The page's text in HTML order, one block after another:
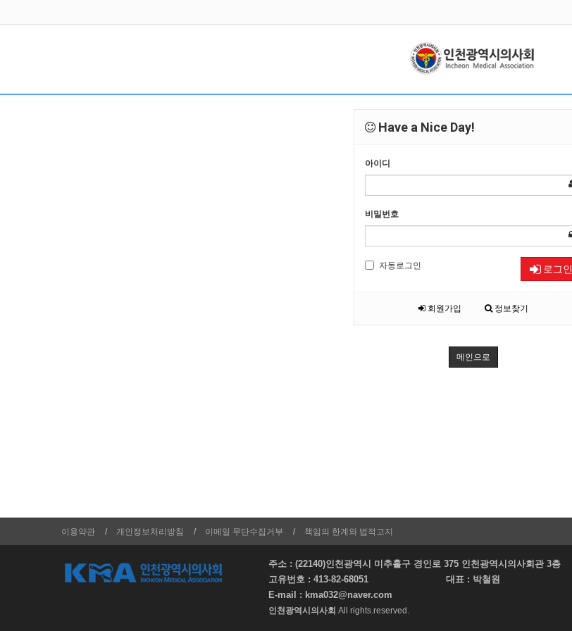
Have a Nice Day!
아이디
비밀번호
자동로그인 로그인
회원가입 정보찾기
메인으로
이용약관 개인정보처리방침 이메일 무단수집거부 책임의 한계와 법적고지
주소 : (22140)인천광역시 미추홀구 경인로 375 인천광역시의사회관 3층
고유번호 : 413-82-68051 대표 : 박철원
E-mail : kma032@naver.com
인천광역시의사회 All rights.reserved.